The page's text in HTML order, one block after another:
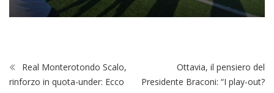
Real Monterotondo Scalo,
rinforzo in quota-under: Ecco
Ottavia, il pensiero del
Presidente Braconi: “I play-out?